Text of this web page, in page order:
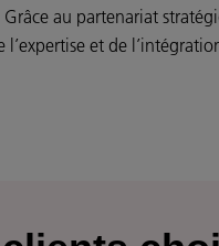
au partenariat
l’expertise et de